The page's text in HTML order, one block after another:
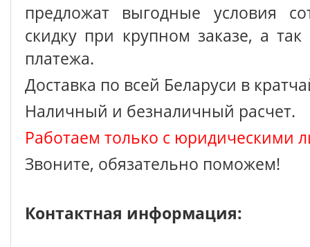
предложат выгодные условия
скидку при крупном заказе, а так
платежа.
Доставка по всей Беларуси в
Наличный и безналичный расчет.
Работаем только с юридическими
Звоните, обязательно поможем!
Контактная информация: